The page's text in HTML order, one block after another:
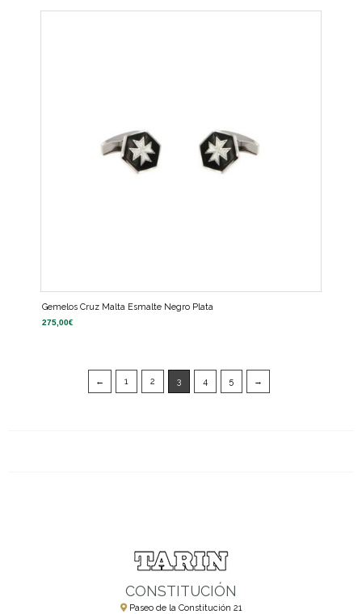
Gemelos Cruz Malta Esmalte Negro Plata
275,00€
← 1 2 3 4 5 →
CONSTITUCIÓN
Paseo de la Constitución 21